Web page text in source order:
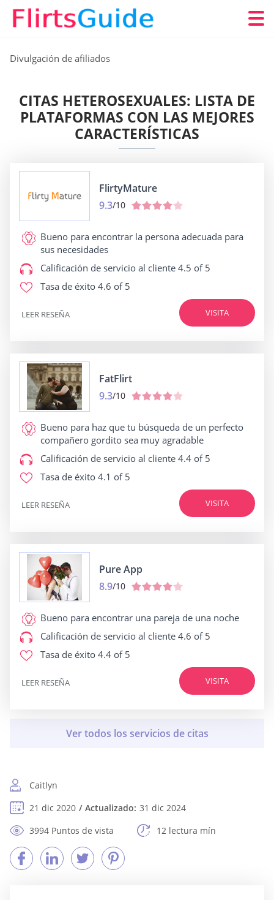
Divulgación de afiliados
CITAS HETEROSEXUALES: LISTA DE
PLATAFORMAS CON LAS MEJORES
CARACTERÍSTICAS
FlirtyMature
9.3/10
Bueno para encontrar la persona adecuada para
sus necesidades
Calificación de servicio al cliente 4.5 of 5
Tasa de éxito 4.6 of 5
VISITA
LEER RESEÑA
FatFlirt
9.3/10
Bueno para haz que tu búsqueda de un perfecto
compañero gordito sea muy agradable
Calificación de servicio al cliente 4.4 of 5
Tasa de éxito 4.1 of 5
VISITA
LEER RESEÑA
Pure App
8.9/10
Bueno para encontrar una pareja de una noche
Calificación de servicio al cliente 4.6 of 5
Tasa de éxito 4.4 of 5
VISITA
LEER RESEÑA
Caitlyn
21 dic 2020
Actualizado: 31 dic 2024
3994 Puntos de vista
12 lectura mín